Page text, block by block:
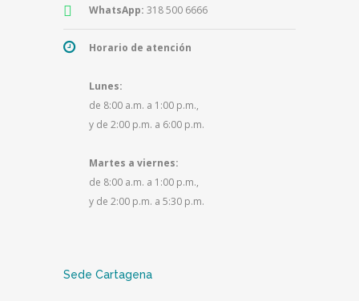
WhatsApp: 318 500 6666
Horario de atención
Lunes:
de 8:00 a.m. a 1:00 p.m.,
y de 2:00 p.m. a 6:00 p.m.
Martes a viernes:
de 8:00 a.m. a 1:00 p.m.,
y de 2:00 p.m. a 5:30 p.m.
Sede Cartagena